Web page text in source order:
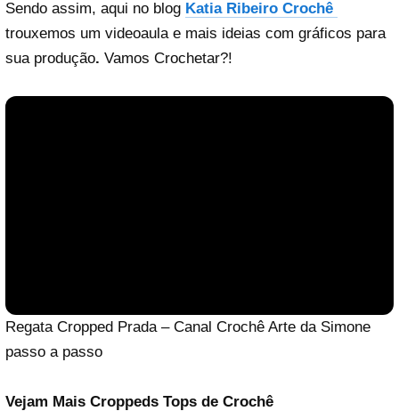
Sendo assim, aqui no blog Katia Ribeiro Crochê
trouxemos um videoaula e mais ideias com gráficos para
sua produção. Vamos Crochetar?!
Regata Cropped Prada – Canal Crochê Arte da Simone
passo a passo
Vejam Mais Croppeds Tops de Crochê